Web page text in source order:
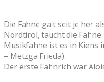
Die Fahne galt seit je her
Nordtirol, taucht die
Musikfahne ist es in Kiens
– Metzga Frieda).
Der erste Fähnrich war